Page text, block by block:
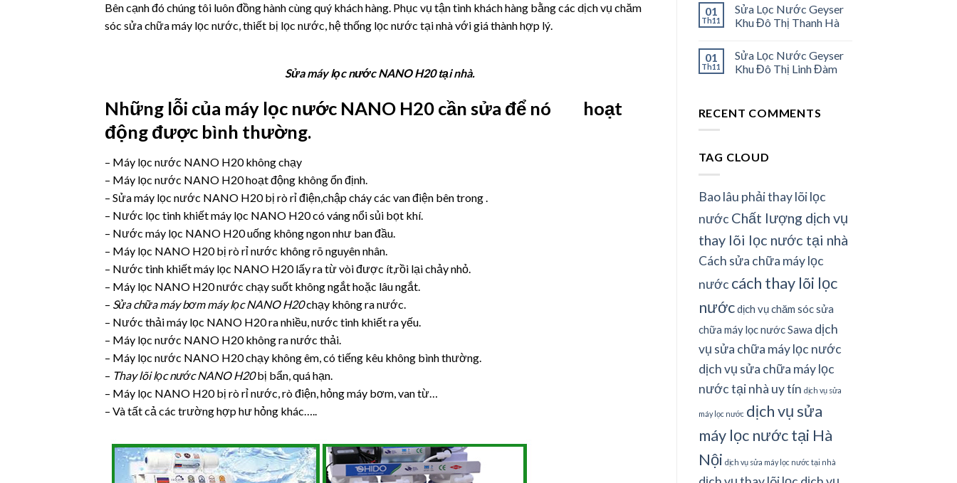
Bên cạnh đó chúng tôi luôn đồng hành cùng quý khách hàng. Phục vụ tận tình khách hàng bằng các dịch vụ chăm
sóc sửa chữa máy lọc nước, thiết bị lọc nước, hệ thống lọc nước tại nhà với giá thành hợp lý.
Sửa máy lọc nước NANO H20 tại nhà.
Những lỗi của máy lọc nước NANO H20 cần sửa để nó hoạt
động được bình thường.
– Máy lọc nước NANO H20 không chạy
– Máy lọc nước NANO H20 hoạt động không ổn định.
– Sửa máy lọc nước NANO H20 bị rò rỉ điện,chập cháy các van điện bên trong .
– Nước lọc tinh khiết máy lọc NANO H20 có váng nổi sủi bọt khí.
– Nước máy lọc NANO H20 uống không ngon như ban đầu.
– Máy lọc NANO H20 bị rò rỉ nước không rõ nguyên nhân.
– Nước tinh khiết máy lọc NANO H20 lấy ra từ vòi được ít,rồi lại chảy nhỏ.
– Máy lọc NANO H20 nước chạy suốt không ngắt hoặc lâu ngắt.
– Sửa chữa máy bơm máy lọc NANO H20chạy không ra nước.
– Nước thải máy lọc NANO H20 ra nhiều, nước tinh khiết ra yếu.
– Máy lọc nước NANO H20 không ra nước thải.
– Máy lọc nước NANO H20 chạy không êm, có tiếng kêu không bình thường.
– Thay lõi lọc nước NANO H20bị bẩn, quá hạn.
– Máy lọc NANO H20 bị rò rỉ nước, rò điện, hỏng máy bơm, van từ…
– Và tất cả các trường hợp hư hỏng khác…..
01
Th11
Sửa Lọc Nước Geyser
Khu Đô Thị Thanh Hà
01
Th11
Sửa Lọc Nước Geyser
Khu Đô Thị Linh Đàm
RECENT COMMENTS
TAG CLOUD
Bao lâu phải thay lõi lọc
nước Chất lượng dịch vụ
thay lõi lọc nước tại nhà
Cách sửa chữa máy lọc
nước cách thay lõi lọc
nướcdịch vụ chăm sóc sửa
chữa máy lọc nước Sawa dịch
vụ sửa chữa máy lọc nước
dịch vụ sửa chữa máy lọc
nước tại nhà uy tín dịch vụ sửa
máy lọc nước dịch vụ sửa
máy lọc nước tại Hà
Nội dịch vụ sửa máy lọc nước tại nhà